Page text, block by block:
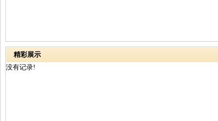
精彩展示
没有记录!